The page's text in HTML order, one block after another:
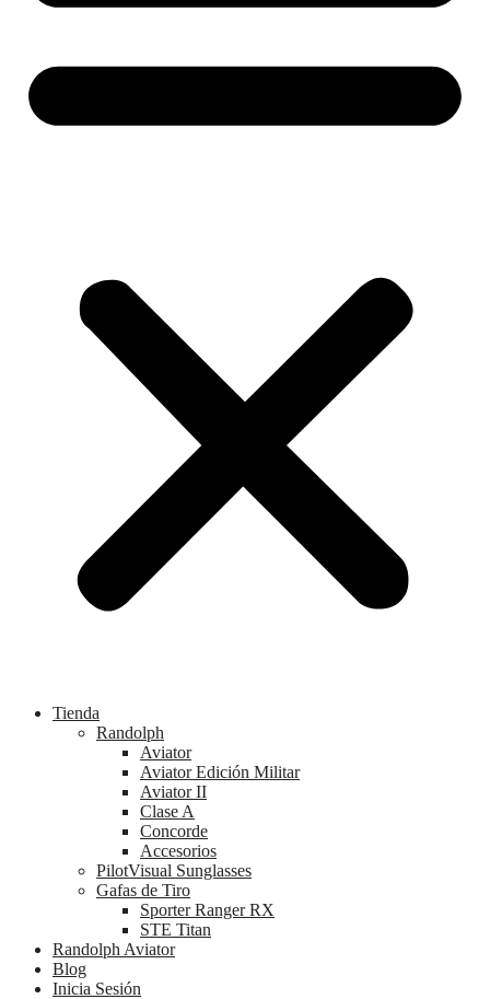
Tienda
Randolph
Aviator
Aviator Edición Militar
Aviator II
Clase A
Concorde
Accesorios
PilotVisual Sunglasses
Gafas de Tiro
Sporter Ranger RX
STE Titan
Randolph Aviator
Blog
Inicia Sesión